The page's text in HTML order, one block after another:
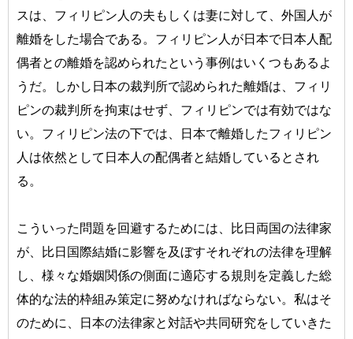
スは、フィリピン人の夫もしくは妻に対して、外国人が
離婚をした場合である。フィリピン人が日本で日本人配
偶者との離婚を認められたという事例はいくつもあるよ
うだ。しかし日本の裁判所で認められた離婚は、フィリ
ピンの裁判所を拘束はせず、フィリピンでは有効ではな
い。フィリピン法の下では、日本で離婚したフィリピン
人は依然として日本人の配偶者と結婚しているとされ
る。
こういった問題を回避するためには、比日両国の法律家
が、比日国際結婚に影響を及ぼすそれぞれの法律を理解
し、様々な婚姻関係の側面に適応する規則を定義した総
体的な法的枠組み策定に努めなければならない。私はそ
のために、日本の法律家と対話や共同研究をしていきた